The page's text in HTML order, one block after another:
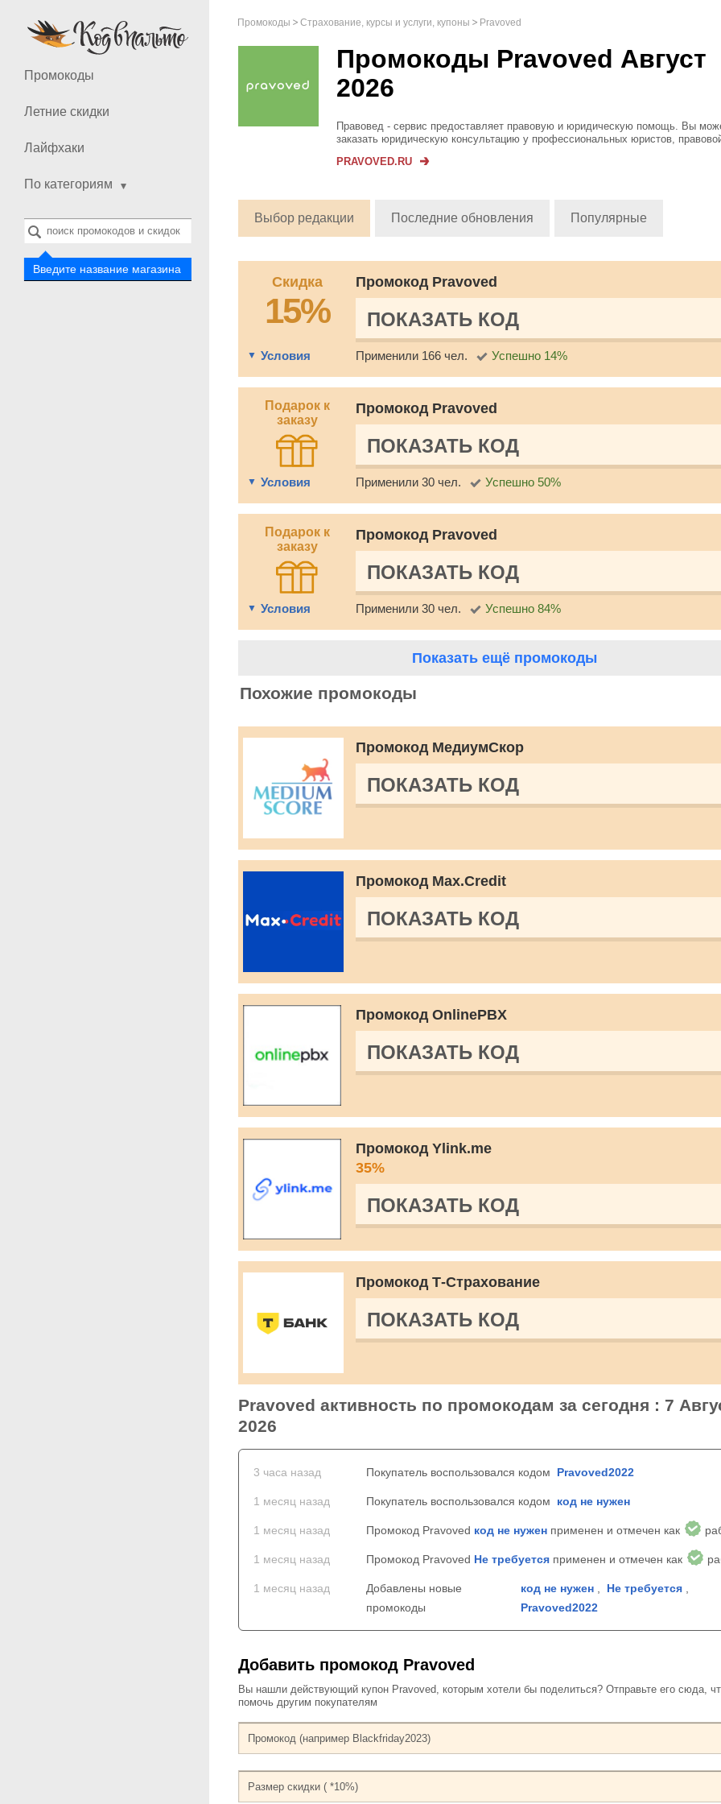
Промокоды
Летние скидки
Лайфхаки
По категориям
Введите название магазина
Промокоды Страхование, курсы и услуги, купоны Pravoved
Промокоды Pravoved Август
2026
Правовед - сервис предоставляет правовую и юридическую помощь. Вы
заказать юридическую консультацию у профессиональных юристов,
бесплатной основе, в зависимости...
PRAVOVED.RU
Выбор редакции Последние обновления Популярные
Скидка
15%
Промокод Pravoved
ПОКАЗАТЬ КОД
Условия Применили 166 чел. Успешно 14%
Подарок к
заказу
Промокод Pravoved
ПОКАЗАТЬ КОД
Условия Применили 30 чел. Успешно 50%
Подарок к
заказу
Промокод Pravoved
ПОКАЗАТЬ КОД
Условия Применили 30 чел. Успешно 84%
Показать ещё промокоды
Похожие промокоды
Промокод МедиумСкор
ПОКАЗАТЬ КОД
Промокод Max.Credit
ПОКАЗАТЬ КОД
Промокод OnlinePBX
ПОКАЗАТЬ КОД
Промокод Ylink.me
35%
ПОКАЗАТЬ КОД
Промокод Т‑Страхование
ПОКАЗАТЬ КОД
Pravoved активность по промокодам за сегодня : 7
2026
3 часа назад Покупатель воспользовался кодом Pravoved2022
1 месяц назад Покупатель воспользовался кодом код не нужен
1 месяц назад Промокод Pravoved код не нужен применен и отмечен как
1 месяц назад Промокод Pravoved Не требуется применен и отмечен как
1 месяц назад
Добавлены новые
промокоды
код не нужен, Не требуется,
Pravoved2022
Добавить промокод Pravoved
Вы нашли действующий купон Pravoved, которым хотели бы поделиться? Отправьте его сюда,
помочь другим покупателям